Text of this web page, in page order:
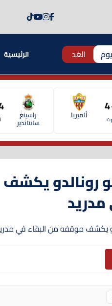
الغد الرئيسية
ألميريا راسينغ
سانتاندير
1
رونالدو
مدريد